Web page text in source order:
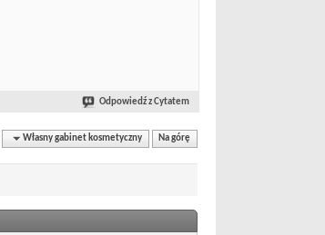
Odpowiedź z Cytatem
Własny gabinet kosmetyczny Na górę